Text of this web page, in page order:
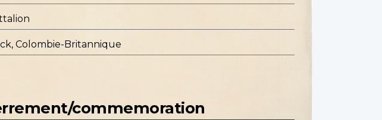
Colombie-Britannique
commemoration